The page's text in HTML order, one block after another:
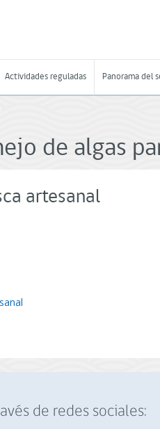
Actividades reguladas Panorama del
de algas
artesanal
de redes sociales: